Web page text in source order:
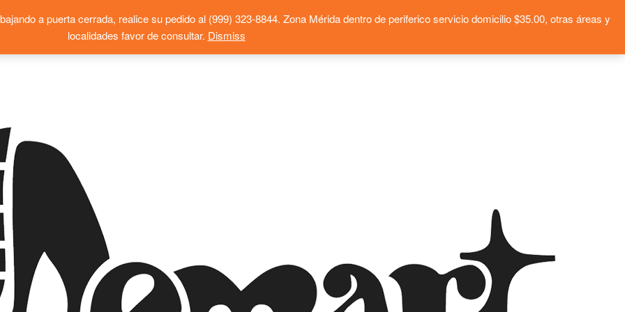
a puerta cerrada, realice su pedido al (999) 323-8844. Zona Mérida dentro de periferico servicio domicilio $35.00, otras áreas y
localidades favor de consultar. Dismiss